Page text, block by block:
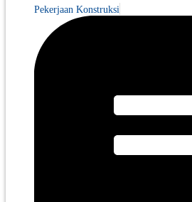
Pekerjaan Konstruksi